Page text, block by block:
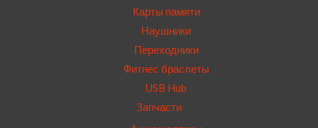
Карты памяти
Наушники
Переходники
Фитнес браслеты
USB Hub
Запчасти